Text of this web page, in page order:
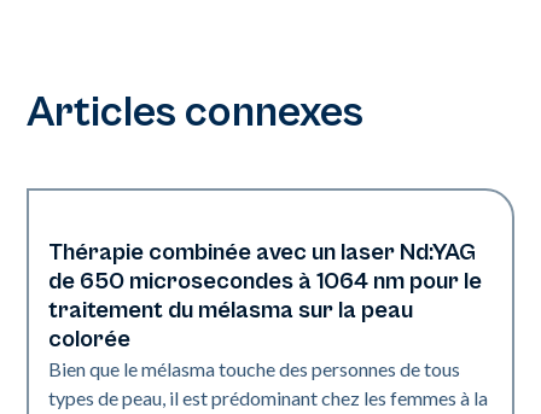
Articles connexes
Pigmentation
Thérapie combinée avec un laser Nd:YAG
de 650 microsecondes à 1064 nm pour le
traitement du mélasma sur la peau
colorée
Bien que le mélasma touche des personnes de tous
types de peau, il est prédominant chez les femmes à la